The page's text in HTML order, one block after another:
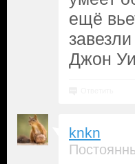
ещё
Джон
knkn